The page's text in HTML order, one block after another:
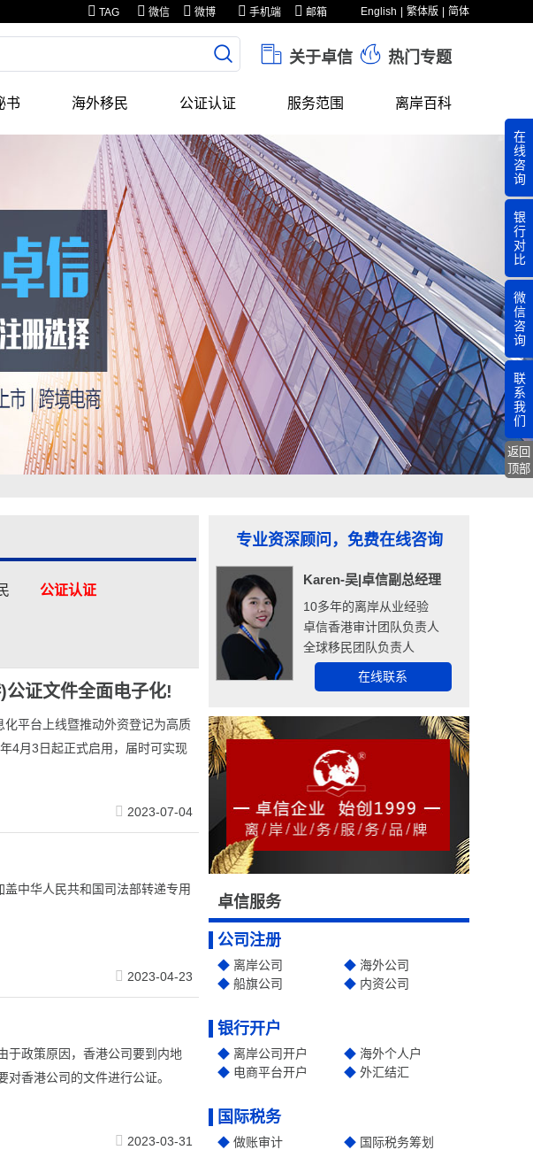
English 繁体版 简体
TAG 微信 微博 手机端 邮箱
关于卓信 热门专题
书 海外移民 公证认证 服务范围 离岸百科
公证认证
公证文件全面电子化!
平台上线暨推动外资登记为高质
4月3日起正式启用，届时可实现
2023-07-04
中华人民共和国司法部转递专用
2023-04-23
于政策原因，香港公司要到内地
香港公司的文件进行公证。
2023-03-31
专业资深顾问，免费在线咨询
Karen-吴|卓信副总经理
10多年的离岸从业经验
卓信香港审计团队负责人
全球移民团队负责人
在线联系
卓信服务
公司注册
离岸公司
海外公司
船旗公司
内资公司
银行开户
离岸公司开户
海外个人户
电商平台开户
外汇结汇
国际税务
做账审计
国际税务筹划
在
线
咨
询
银
行
对
比
微
信
咨
询
联
系
我
们
返回
顶部